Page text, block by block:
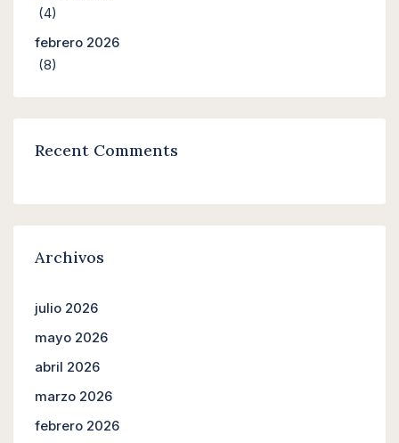
(4)
febrero 2026
(8)
Recent Comments
Archivos
julio 2026
mayo 2026
abril 2026
marzo 2026
febrero 2026